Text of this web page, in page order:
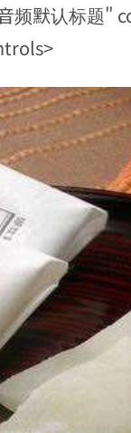
频默认标题